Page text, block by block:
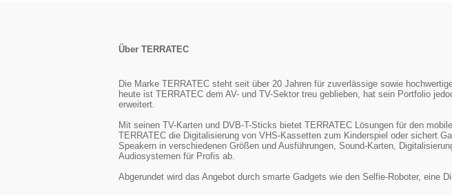
Über TERRATEC
Die Marke TERRATEC steht seit über 20 Jahren für zuverlässige sowie
heute ist TERRATEC dem AV- und TV-Sektor treu geblieben, hat sein Portfolio
erweitert.
Mit seinen TV-Karten und DVB-T-Sticks bietet TERRATEC Lösungen für den
TERRATEC die Digitalisierung von VHS-Kassetten zum Kinderspiel oder sichert
Speakern in verschiedenen Größen und Ausführungen, Sound-Karten,
Audiosystemen für Profis ab.
Abgerundet wird das Angebot durch smarte Gadgets wie den Selfie-Roboter, eine